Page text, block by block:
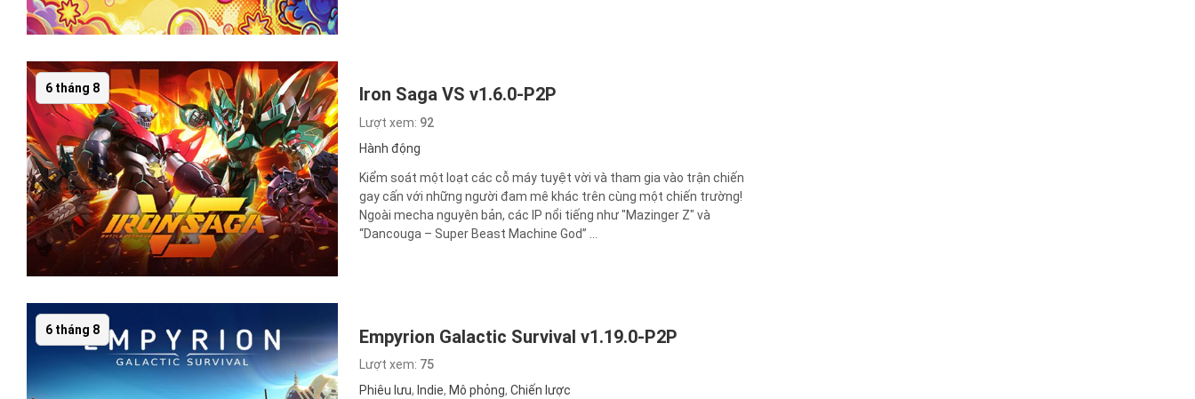
6 tháng 8 Iron Saga VS v1.6.0-P2P
Lượt xem: 92
Hành động
Kiểm soát một loạt các cỗ máy tuyệt vời và tham gia vào trận chiến
gay cấn với những người đam mê khác trên cùng một chiến trường!
Ngoài mecha nguyên bản, các IP nổi tiếng như "Mazinger Z" và
“Dancouga – Super Beast Machine God” ...
6 tháng 8 Empyrion Galactic Survival v1.19.0-P2P
Lượt xem: 75
Phiêu lưu, Indie, Mô phỏng, Chiến lược